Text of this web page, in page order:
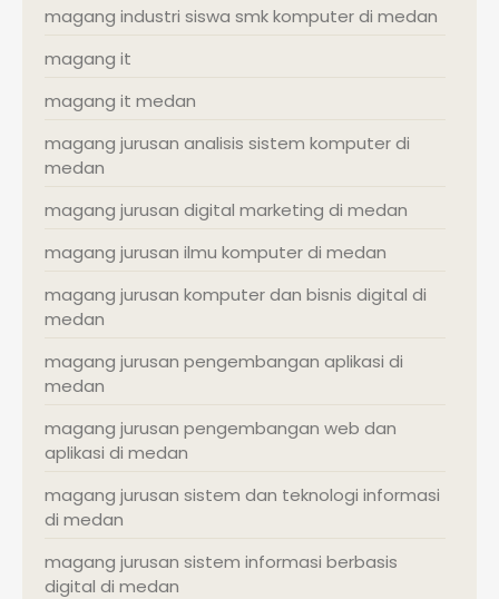
magang industri siswa smk komputer di medan
magang it
magang it medan
magang jurusan analisis sistem komputer di
medan
magang jurusan digital marketing di medan
magang jurusan ilmu komputer di medan
magang jurusan komputer dan bisnis digital di
medan
magang jurusan pengembangan aplikasi di
medan
magang jurusan pengembangan web dan
aplikasi di medan
magang jurusan sistem dan teknologi informasi
di medan
magang jurusan sistem informasi berbasis
digital di medan